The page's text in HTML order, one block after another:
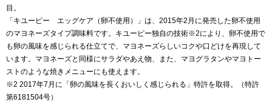
目。
「キユーピー エッグケア（卵不使用）」は、2015年2月に発売した卵不使用
のマヨネーズタイプ調味料です。キユーピー独自の技術※2により、卵不使用で
も卵の風味を感じられる仕立てで、マヨネーズらしいコクや口どけを再現して
います。マヨネーズと同様にサラダやあえ物、また、マヨグラタンやマヨトー
ストのような焼きメニューにも使えます。
※2 2017年7月に「卵の風味を長くおいしく感じられる」特許を取得。（特許
第6181504号）